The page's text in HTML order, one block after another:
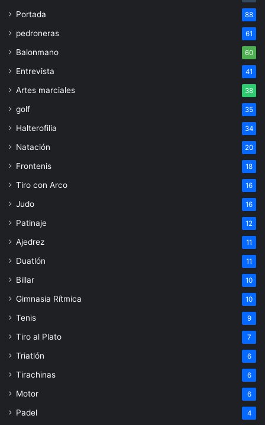
Portada 88
pedroneras 61
Balonmano 60
Entrevista 41
Artes marciales 38
golf 35
Halterofilia 34
Natación 20
Frontenis 18
Tiro con Arco 16
Judo 16
Patinaje 12
Ajedrez 11
Duatlón 11
Billar 10
Gimnasia Rítmica 10
Tenis 9
Tiro al Plato 7
Triatlón 6
Tirachinas 6
Motor 6
Padel 4